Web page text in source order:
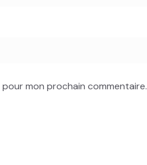
mon prochain commentaire.